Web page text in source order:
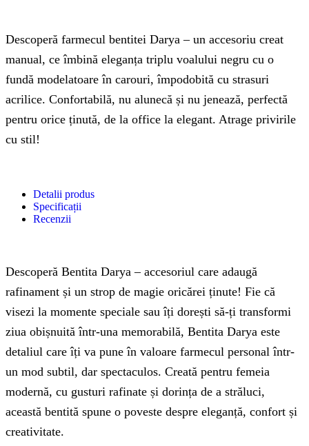
Descoperă farmecul bentitei Darya – un accesoriu creat
manual, ce îmbină eleganța triplu voalului negru cu o
fundă modelatoare în carouri, împodobită cu strasuri
acrilice. Confortabilă, nu alunecă și nu jenează, perfectă
pentru orice ținută, de la office la elegant. Atrage privirile
cu stil!
Detalii produs
Specificații
Recenzii
Descoperă Bentita Darya – accesoriul care adaugă
rafinament și un strop de magie oricărei ținute! Fie că
visezi la momente speciale sau îți dorești să-ți transformi
ziua obișnuită într-una memorabilă, Bentita Darya este
detaliul care îți va pune în valoare farmecul personal într-
un mod subtil, dar spectaculos. Creată pentru femeia
modernă, cu gusturi rafinate și dorința de a străluci,
această bentită spune o poveste despre eleganță, confort și
creativitate.